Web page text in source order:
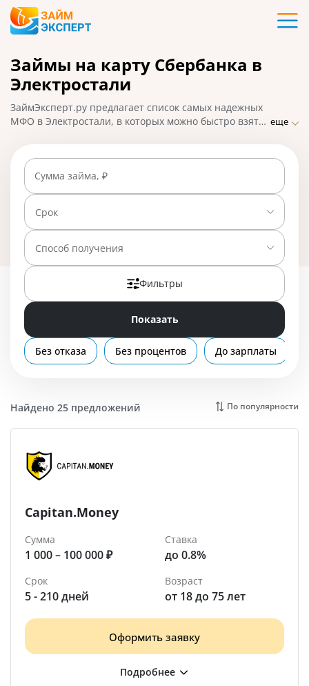
Карты
Кредиты
Ипотека
Вклады
Бизнес
Банки
Электросталь
Займы на карту Сбербанка в
Электростали
ЗаймЭксперт.ру предлагает список самых надежных
МФО в Электростали, в которых можно быстро взять
отправляйте заявку на микрозайм и получайте
деньги на карту Сбербанка в течение получаса. На
01.05.2025 вам доступно 25 предложений со ставкой
от 0% в день.
еще
Сумма займа, ₽
Срок
Способ получения
Фильтры
Показать
Без отказа Без процентов До зарплаты
Найдено 25 предложений По популярности
Capitan.Money
Сумма
1 000 – 100 000 ₽
Ставка
до 0.8%
Срок
5 - 210 дней
Возраст
от 18 до 75 лет
Оформить заявку